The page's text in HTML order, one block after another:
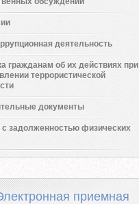
деятельность
гражданам об их действиях при
террористической
документы
с задолженностью физических
приемная